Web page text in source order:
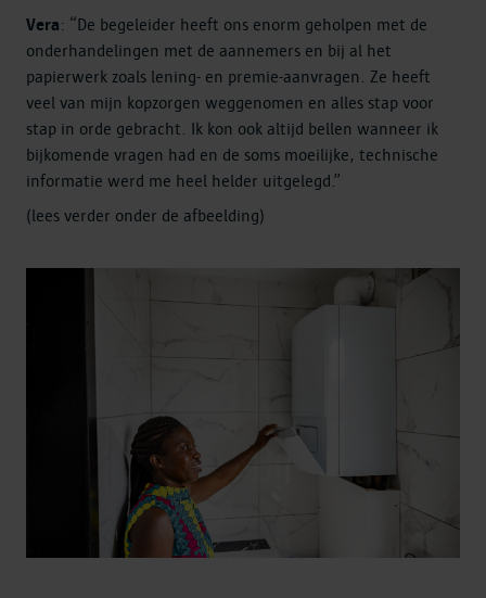
Vera: “De begeleider heeft ons enorm geholpen met de
onderhandelingen met de aannemers en bij al het
papierwerk zoals lening- en premie-aanvragen. Ze heeft
veel van mijn kopzorgen weggenomen en alles stap voor
stap in orde gebracht. Ik kon ook altijd bellen wanneer ik
bijkomende vragen had en de soms moeilijke, technische
informatie werd me heel helder uitgelegd.”
(lees verder onder de afbeelding)